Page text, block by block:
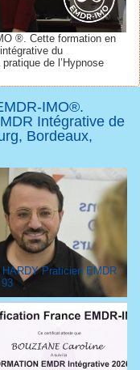
®. Cette formation en
du
de l’Hypnose
IMO®.
Intégrative de
Bordeaux,
HARDY Praticien EMDR